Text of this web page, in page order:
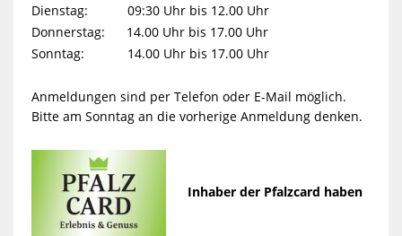
Dienstag: 09:30 Uhr bis 12.00 Uhr
Donnerstag: 14.00 Uhr bis 17.00 Uhr
Sonntag: 14.00 Uhr bis 17.00 Uhr
Anmeldungen sind per Telefon oder E-Mail möglich.
Bitte am Sonntag an die vorherige Anmeldung denken.
Inhaber der Pfalzcard haben